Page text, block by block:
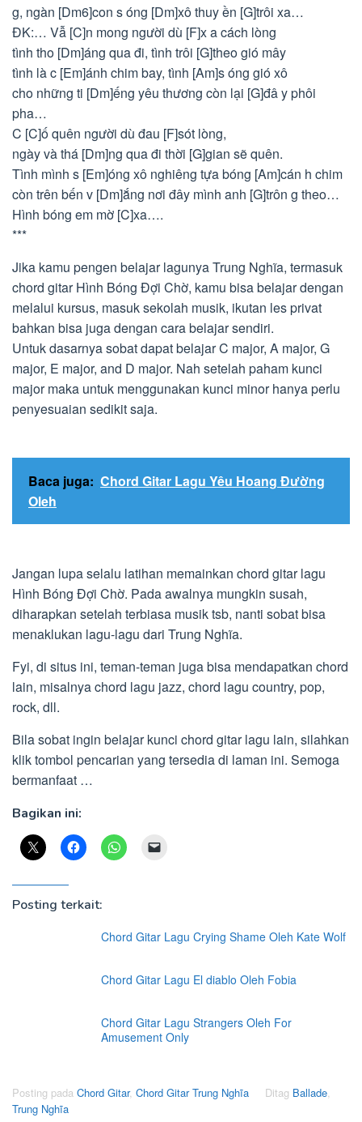
g, ngàn [Dm6]con s óng [Dm]xô thuy ền [G]trôi xa…
ĐK:… Vẫ [C]n mong người dù [F]x a cách lòng
tình tho [Dm]áng qua đi, tình trôi [G]theo gió mây
tình là c [Em]ánh chim bay, tình [Am]s óng gió xô
cho những ti [Dm]ếng yêu thương còn lại [G]đâ y phôi
pha…
C [C]ố quên người dù đau [F]sót lòng,
ngày và thá [Dm]ng qua đi thời [G]gian sẽ quên.
Tình mình s [Em]óng xô nghiêng tựa bóng [Am]cán h chim
còn trên bến v [Dm]ắng nơi đây mình anh [G]trôn g theo…
Hình bóng em mờ [C]xa….
***
Jika kamu pengen belajar lagunya Trung Nghĩa, termasuk
chord gitar Hình Bóng Đợi Chờ, kamu bisa belajar dengan
melalui kursus, masuk sekolah musik, ikutan les privat
bahkan bisa juga dengan cara belajar sendiri.
Untuk dasarnya sobat dapat belajar C major, A major, G
major, E major, and D major. Nah setelah paham kunci
major maka untuk menggunakan kunci minor hanya perlu
penyesuaian sedikit saja.
Baca juga: Chord Gitar Lagu Yêu Hoang Đường
Oleh
Jangan lupa selalu latihan memainkan chord gitar lagu
Hình Bóng Đợi Chờ. Pada awalnya mungkin susah,
diharapkan setelah terbiasa musik tsb, nanti sobat bisa
menaklukan lagu-lagu dari Trung Nghĩa.
Fyi, di situs ini, teman-teman juga bisa mendapatkan chord
lain, misalnya chord lagu jazz, chord lagu country, pop,
rock, dll.
Bila sobat ingin belajar kunci chord gitar lagu lain, silahkan
klik tombol pencarian yang tersedia di laman ini. Semoga
bermanfaat …
Bagikan ini:
Posting terkait:
Chord Gitar Lagu Crying Shame Oleh Kate Wolf
Chord Gitar Lagu El diablo Oleh Fobia
Chord Gitar Lagu Strangers Oleh For
Amusement Only
Posting pada Chord Gitar, Chord Gitar Trung Nghĩa Ditag Ballade,
Trung Nghĩa